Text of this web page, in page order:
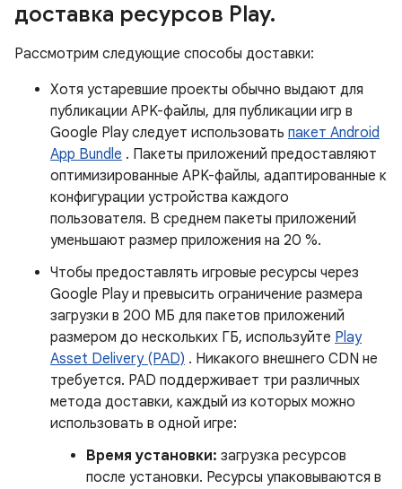
доставка ресурсов Play.
Рассмотрим следующие способы доставки:
Хотя устаревшие проекты обычно выдают для
публикации APK-файлы, для публикации игр в
Google Play следует использовать пакет Android
App Bundle . Пакеты приложений предоставляют
оптимизированные APK-файлы, адаптированные к
конфигурации устройства каждого
пользователя. В среднем пакеты приложений
уменьшают размер приложения на 20 %.
Чтобы предоставлять игровые ресурсы через
Google Play и превысить ограничение размера
загрузки в 200 МБ для пакетов приложений
размером до нескольких ГБ, используйте Play
Asset Delivery (PAD) . Никакого внешнего CDN не
требуется. PAD поддерживает три различных
метода доставки, каждый из которых можно
использовать в одной игре:
Время установки: загрузка ресурсов
после установки. Ресурсы упаковываются в